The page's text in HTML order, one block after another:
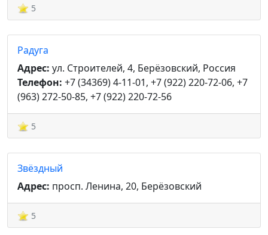
5
Радуга
Адрес: ул. Строителей, 4, Берёзовский, Россия
Телефон: +7 (34369) 4-11-01, +7 (922) 220-72-06, +7
(963) 272-50-85, +7 (922) 220-72-56
5
Звёздный
Адрес: просп. Ленина, 20, Берёзовский
5